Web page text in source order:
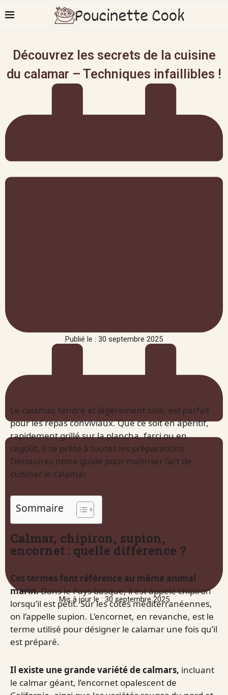
Découvrez les secrets de la cuisine
du calamar – Techniques infaillibles !
Publié le : 30 septembre 2025
Mis à jour le : 30 septembre 2025
Le calamar, tendre et légèrement salé, est parfait
pour les repas conviviaux. Que ce soit en apéritif,
rapidement grillé sur la plancha, farci ou en
ragoût, il se prête à toutes les préparations.
Découvrez notre guide pour maîtriser l’art de
cuisiner le calamar.
Sommaire
Calmar, chipiron, supion,
encornet : quelle différence ?
Ces termes font référence au même animal
marin.Dans le Pays basque, il est appelé chipiron
lorsqu’il est petit. Sur les côtes méditerranéennes,
on l’appelle supion. L’encornet, en revanche, est le
terme utilisé pour désigner le calamar une fois qu’il
est préparé.
Il existe une grande variété de calmars, incluant
le calmar géant, l’encornet opalescent de